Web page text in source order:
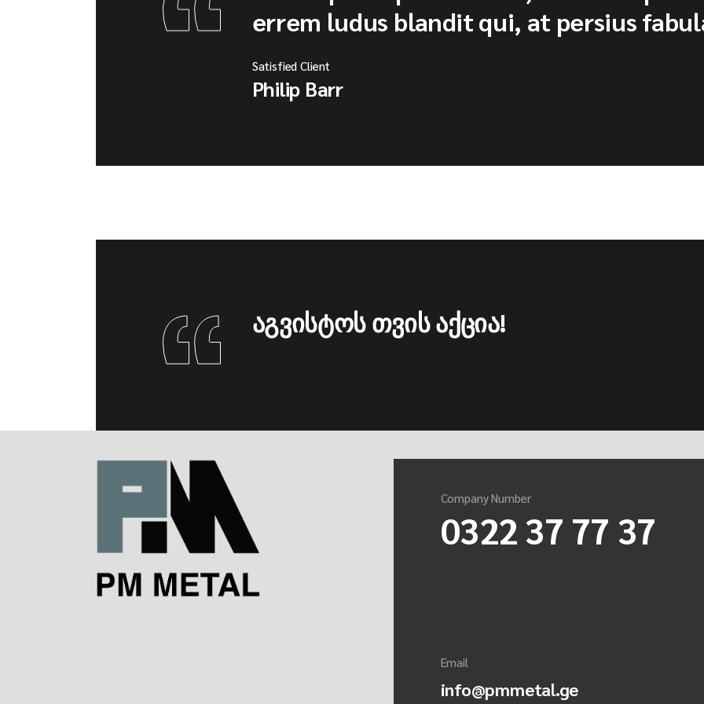
errem ludus blandit qui, at persius
Satisfied Client
Philip Barr
აგვისტოს თვის აქცია!
Company Number
0322 37 77 37
Email
info@pmmetal.ge